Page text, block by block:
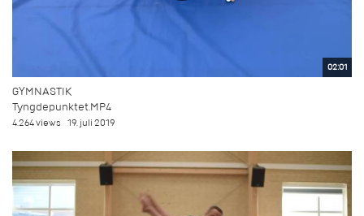
02:01
GYMNASTIK
Tyngdepunktet.MP4
4.264 views 19. juli 2019